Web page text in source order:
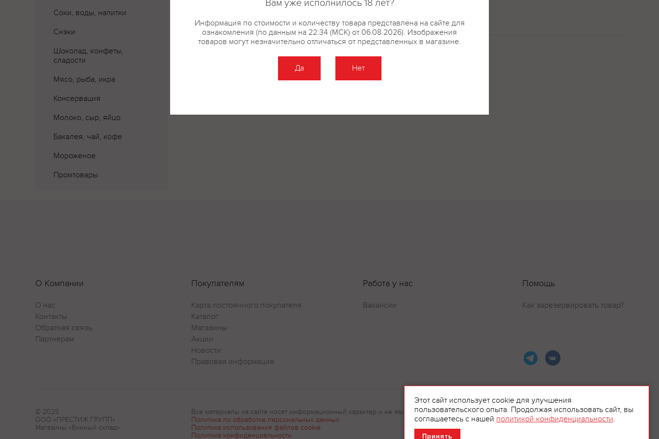
Соки, воды, напитки
Снэки
Шоколад, конфеты,
сладости
Мясо, рыба, икра
Консервация
Молоко, сыр, яйцо
Бакалея, чай, кофе
Мороженое
Промтовары
Где купить? Описание Отзывы
Оставить отзыв
О Компании
О нас
Контакты
Обратная связь
Партнерам
Покупателям
Карта постоянного покупателя
Каталог
Магазины
Акции
Новости
Правовая информация
Работа у нас
Вакансии
Помощь
Как зарезервировать товар?
© 2025
ООО «ПРЕСТИЖ ГРУПП»
Магазины «Винный склад»
Все материалы на сайте носят информационный характер и не являются рекламой.
Политика по обработке персональных данных
Политика использования файлов cookie
Политика конфиденциальности
Этот сайт использует cookie для улучшения
пользовательского опыта. Продолжая использовать сайт, вы
соглашаетесь с нашей политикой конфиденциальности.
Принять
Вам уже исполнилось 18 лет?
Информация по стоимости и количеству товара представлена на сайте для
ознакомления (по данным на 22:34 (МСК) от 06.08.2026). Изображения
товаров могут незначительно отличаться от представленных в магазине.
Да Нет